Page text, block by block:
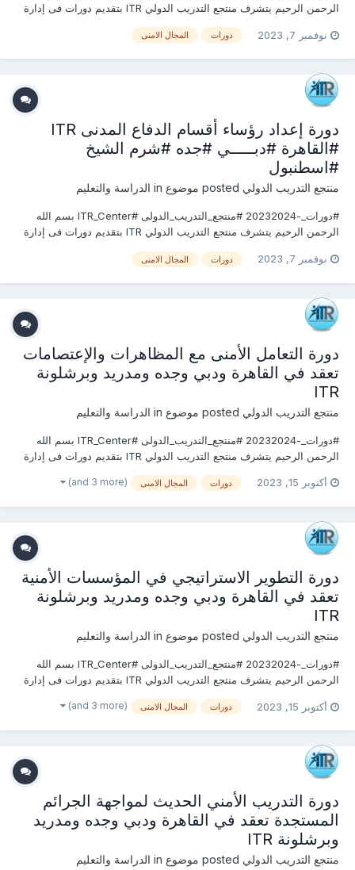
الرحمن الرحيم يتشرف منتجع التدريب الدولي ITR بتقديم دورات فى إدارة
او الاستفسارعلى الدورة الان ......................... أو ( للتواصل والإستفسار
نوفمبر 7, 2023 دورات المجال الامنى
دورة إعداد رؤساء أقسام الدفاع المدنى ITR
#القاهرة #دبـــــي #جده #شرم الشيخ
#اسطنبول
منتجع التدريب الدولي الدراسة والتعليم
#دورات_-20232024 #منتجع_التدريب_الدولى #ITR_Center بسم الله
الرحمن الرحيم يتشرف منتجع التدريب الدولي ITR بتقديم دورات فى إدارة
او الاستفسارعلى الدورة الان ......................... أو ( للتواصل والإستفسار
نوفمبر 7, 2023 دورات المجال الامنى
دورة التعامل الأمنى مع المظاهرات والإعتصامات
تعقد في القاهرة ودبي وجده ومدريد وبرشلونة
ITR
منتجع التدريب الدولي الدراسة والتعليم
#دورات_-20232024 #منتجع_التدريب_الدولى #ITR_Center بسم الله
الرحمن الرحيم يتشرف منتجع التدريب الدولي ITR بتقديم دورات فى إدارة
او الاستفسارعلى الدورة الان ......................... أو ( للتو...
أكتوبر 15, 2023 دورات المجال الامنى (and 3 more)
دورة التطوير الاستراتيجي في المؤسسات الأمنية
تعقد في القاهرة ودبي وجده ومدريد وبرشلونة
ITR
منتجع التدريب الدولي الدراسة والتعليم
#دورات_-20232024 #منتجع_التدريب_الدولى #ITR_Center بسم الله
الرحمن الرحيم يتشرف منتجع التدريب الدولي ITR بتقديم دورات فى إدارة
او الاستفسارعلى الدورة الان ......................... أو ( للتو...
أكتوبر 15, 2023 دورات المجال الامنى (and 3 more)
دورة التدريب الأمني الحديث لمواجهة الجرائم
المستجدة تعقد في القاهرة ودبي وجده ومدريد
وبرشلونة ITR
منتجع التدريب الدولي الدراسة والتعليم